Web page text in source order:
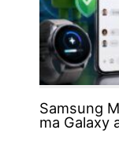
Samsung
ma Galaxy